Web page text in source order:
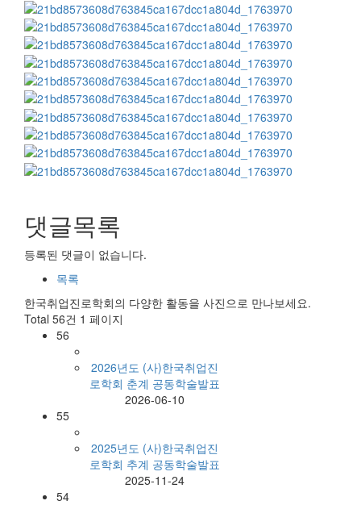
댓글목록
등록된 댓글이 없습니다.
목록
한국취업진로학회의 다양한 활동을 사진으로 만나보세요.
Total 56건 1 페이지
56
2026년도 (사)한국취업진
로학회 춘계 공동학술발표
2026-06-10
55
2025년도 (사)한국취업진
로학회 추계 공동학술발표
2025-11-24
54